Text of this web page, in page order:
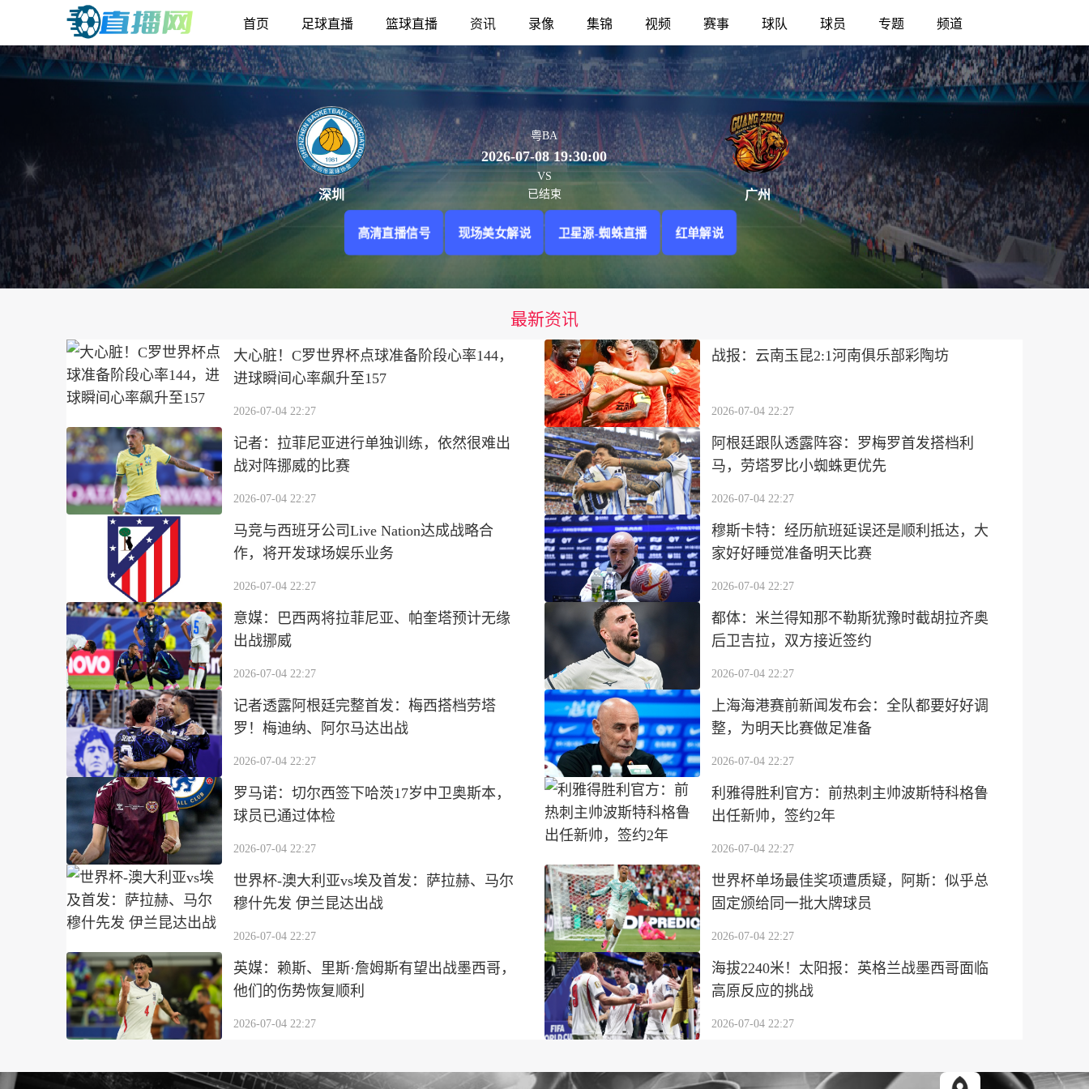
首页 足球直播 篮球直播 资讯 录像 集锦 视频 赛事 球队 球员 专题 频道
深圳
粤BA
2026-07-08 19:30:00
VS
已结束
广州
高清直播信号 现场美女解说 卫星源-蜘蛛直播 红单解说
最新资讯
大心脏！C罗世界杯点球准备阶段心率144，
进球瞬间心率飙升至157
2026-07-04 22:27
战报：云南玉昆2:1河南俱乐部彩陶坊
2026-07-04 22:27
记者：拉菲尼亚进行单独训练，依然很难出
战对阵挪威的比赛
2026-07-04 22:27
阿根廷跟队透露阵容：罗梅罗首发搭档利
马，劳塔罗比小蜘蛛更优先
2026-07-04 22:27
马竞与西班牙公司Live Nation达成战略合
作，将开发球场娱乐业务
2026-07-04 22:27
穆斯卡特：经历航班延误还是顺利抵达，大
家好好睡觉准备明天比赛
2026-07-04 22:27
意媒：巴西两将拉菲尼亚、帕奎塔预计无缘
出战挪威
2026-07-04 22:27
都体：米兰得知那不勒斯犹豫时截胡拉齐奥
后卫吉拉，双方接近签约
2026-07-04 22:27
记者透露阿根廷完整首发：梅西搭档劳塔
罗！梅迪纳、阿尔马达出战
2026-07-04 22:27
上海海港赛前新闻发布会：全队都要好好调
整，为明天比赛做足准备
2026-07-04 22:27
罗马诺：切尔西签下哈茨17岁中卫奥斯本，
球员已通过体检
2026-07-04 22:27
利雅得胜利官方：前热刺主帅波斯特科格鲁
出任新帅，签约2年
2026-07-04 22:27
世界杯-澳大利亚vs埃及首发：萨拉赫、马尔
穆什先发 伊兰昆达出战
2026-07-04 22:27
世界杯单场最佳奖项遭质疑，阿斯：似乎总
固定颁给同一批大牌球员
2026-07-04 22:27
英媒：赖斯、里斯·詹姆斯有望出战墨西哥，
他们的伤势恢复顺利
2026-07-04 22:27
海拔2240米！太阳报：英格兰战墨西哥面临
高原反应的挑战
2026-07-04 22:27